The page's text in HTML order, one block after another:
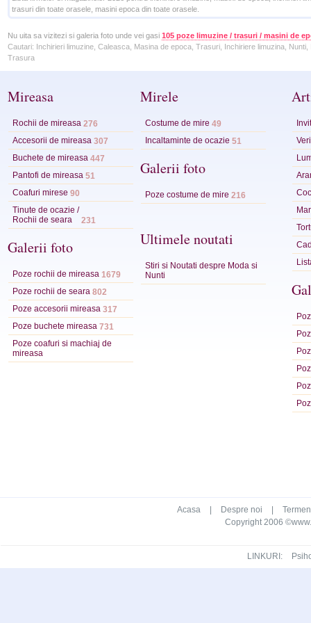
trasuri din toate orasele, masini epoca din toate orasele.
Nu uita sa vizitezi si galeria foto unde vei gasi 105 poze limuzine / trasuri / masini de
Cautari: Inchirieri limuzine, Caleasca, Masina de epoca, Trasuri, Inchiriere limuzina,
Trasura
Mireasa
Rochii de mireasa 276
Accesorii de mireasa 307
Buchete de mireasa 447
Pantofi de mireasa 51
Coafuri mirese 90
Tinute de ocazie /
Rochii de seara
231
Galerii foto
Poze rochii de mireasa 1679
Poze rochii de seara 802
Poze accesorii mireasa 317
Poze buchete mireasa 731
Poze coafuri si machiaj de
mireasa
Mirele
Costume de mire 49
Incaltaminte de ocazie 51
Galerii foto
Poze costume de mire 216
Ultimele noutati
Stiri si Noutati despre Moda si
Nunti
Acasa Despre noi
Copyright 2006
LINKURI: